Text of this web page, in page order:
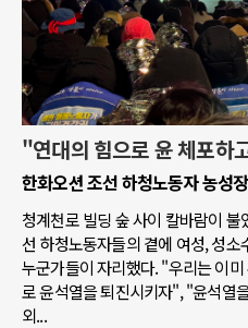
"연대의 힘으로 윤 체포하
한화오션 조선 하청노동자 농성
청계천로 빌딩 숲 사이 칼바람이
선 하청노동자들의 곁에 여성, 성
누군가들이 자리했다. "우리는 이
로 윤석열을 퇴진시키자", "윤석열
외...